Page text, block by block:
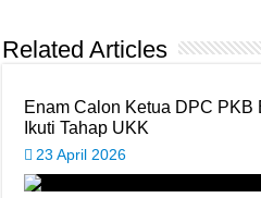
Related Articles
Enam Calon Ketua DPC
Ikuti Tahap UKK
23 April 2026